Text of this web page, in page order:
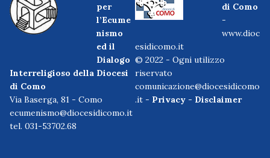
per
l’Ecume
nismo
ed il
Dialogo
Interreligioso della Diocesi
di Como
Via Baserga, 81 - Como
ecumenismo@diocesidicomo.it
tel. 031-53702.68
di Como
-
www.dioc
esidicomo.it
© 2022 - Ogni utilizzo
riservato
comunicazione@diocesidicomo
.it - Privacy - Disclaimer